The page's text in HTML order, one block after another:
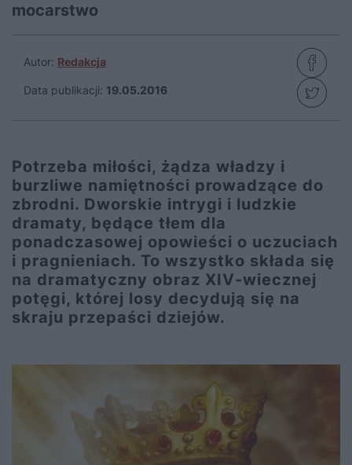
mocarstwo
Autor: Redakcja
Data publikacji: 19.05.2016
Potrzeba miłości, żądza władzy i
burzliwe namiętności prowadzące do
zbrodni. Dworskie intrygi i ludzkie
dramaty, będące tłem dla
ponadczasowej opowieści o uczuciach
i pragnieniach. To wszystko składa się
na dramatyczny obraz XIV-wiecznej
potęgi, której losy decydują się na
skraju przepaści dziejów.